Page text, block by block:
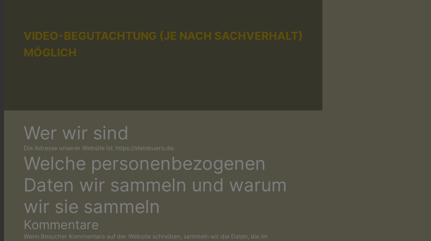
VIDEO-BEGUTACHTUNG (JE NACH SACHVERHALT)
MÖGLICH
Wer wir sind
Die Adresse unserer Website ist: https://steinbuero.de.
Welche personenbezogenen
Daten wir sammeln und warum
wir sie sammeln
Kommentare
Wenn Besucher Kommentare auf der Website schreiben, sammeln wir die Daten, die im